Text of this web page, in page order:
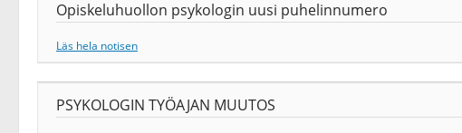
Opiskeluhuollon psykologin uusi puhelinnumero
Läs hela notisen
PSYKOLOGIN TYÖAJAN MUUTOS